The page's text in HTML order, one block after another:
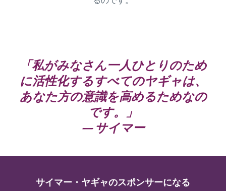
「私がみなさん一人ひとりのため
に活性化するすべてのヤギャは、
あなた方の意識を高めるためなの
です。」
— サイマー
サイマー・ヤギャのスポンサーになる